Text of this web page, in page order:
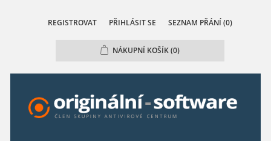
REGISTROVAT PŘIHLÁSIT SE SEZNAM PŘÁNÍ (0)
NÁKUPNÍ KOŠÍK(0)